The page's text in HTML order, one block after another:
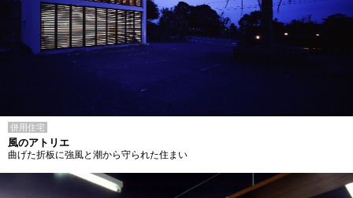
併用住宅
風のアトリエ
曲げた折板に強風と潮から守られた住まい